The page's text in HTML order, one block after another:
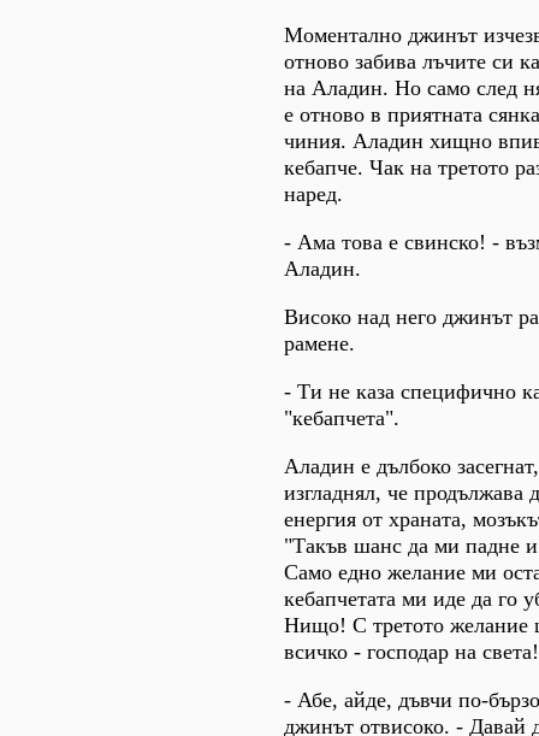
Моментално джинът
отново забива лъчите си
на Аладин. Но само след
е отново в приятната
чиния. Аладин хищно
кебапче. Чак на третото
наред.
- Ама това е свинско! -
Аладин.
Високо над него джинът
рамене.
- Ти не каза специфично
"кебапчета".
Аладин е дълбоко
изгладнял, че продължава
енергия от храната,
"Такъв шанс да ми падне
Само едно желание ми
кебапчетата ми иде да го
Нищо! С третото желание
всичко - господар на
- Абе, айде, дъвчи по-
джинът отвисоко. - Давай